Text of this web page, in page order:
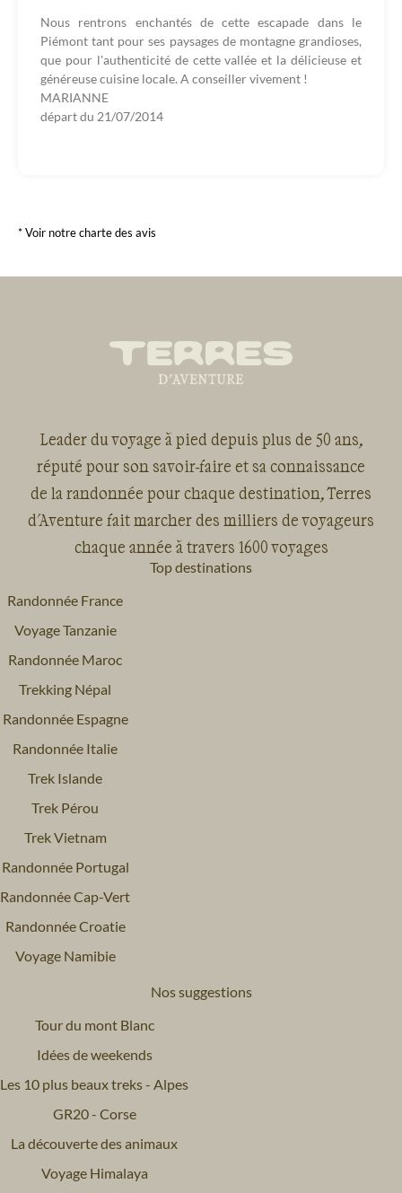
Nous rentrons enchantés de cette escapade dans le
Piémont tant pour ses paysages de montagne grandioses,
que pour l'authenticité de cette vallée et la délicieuse et
généreuse cuisine locale. A conseiller vivement !
MARIANNE
départ du 21/07/2014
* Voir notre charte des avis
Leader du voyage à pied depuis plus de 50 ans,
réputé pour son savoir-faire et sa connaissance
de la randonnée pour chaque destination, Terres
d'Aventure fait marcher des milliers de voyageurs
chaque année à travers 1600 voyages
Top destinations
Randonnée France
Voyage Tanzanie
Randonnée Maroc
Trekking Népal
Randonnée Espagne
Randonnée Italie
Trek Islande
Trek Pérou
Trek Vietnam
Randonnée Portugal
Randonnée Cap-Vert
Randonnée Croatie
Voyage Namibie
Nos suggestions
Tour du mont Blanc
Idées de weekends
Les 10 plus beaux treks - Alpes
GR20 - Corse
La découverte des animaux
Voyage Himalaya